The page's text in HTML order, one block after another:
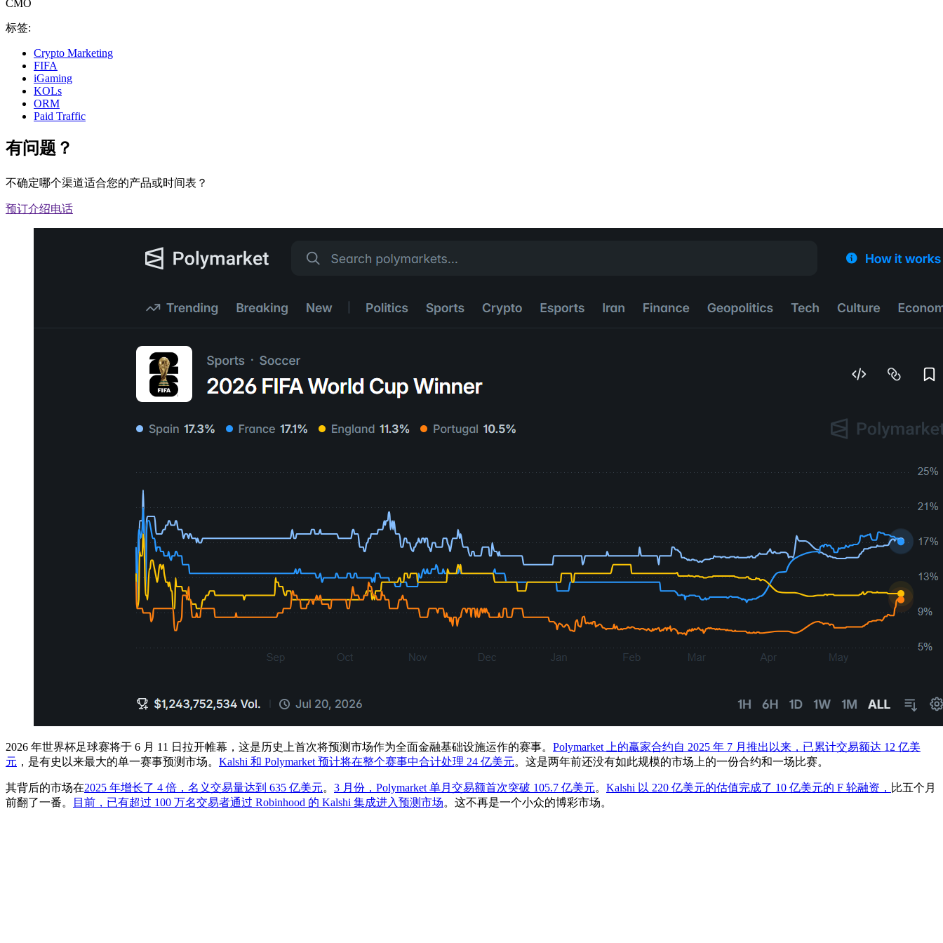
CMO
标签:
Crypto Marketing
FIFA
iGaming
KOLs
ORM
Paid Traffic
有问题？
不确定哪个渠道适合您的产品或时间表？
预订介绍电话
2026 年世界杯足球赛将于 6 月 11 日拉开帷幕，这是历史上首次将预测市场作为全面金融基础设施运作的赛事。 Polymarket 上的赢家合约自 2025 年 7 月推出以来，已累计交易额达 12 亿美
元 ，是有史以来最大的单一赛事预测市场。 Kalshi 和 Polymarket 预计将在整个赛事中合计处理 24 亿美元。这是两年前还没有如此规模的市场上的一份合约和一场比赛。
其背后的市场在2025 年增长了 4 倍，名义交易量达到 635 亿美元。 3 月份，Polymarket 单月交易额首次突破 105.7 亿美元。 Kalshi 以 220 亿美元的估值完成了 10 亿美元的 F 轮融资， 比五个月
前翻了一番。
目前，已有超过 100 万名交易者通过 Robinhood 的 Kalshi 集成进入预测市场。这不再是一个小众的博彩市场。